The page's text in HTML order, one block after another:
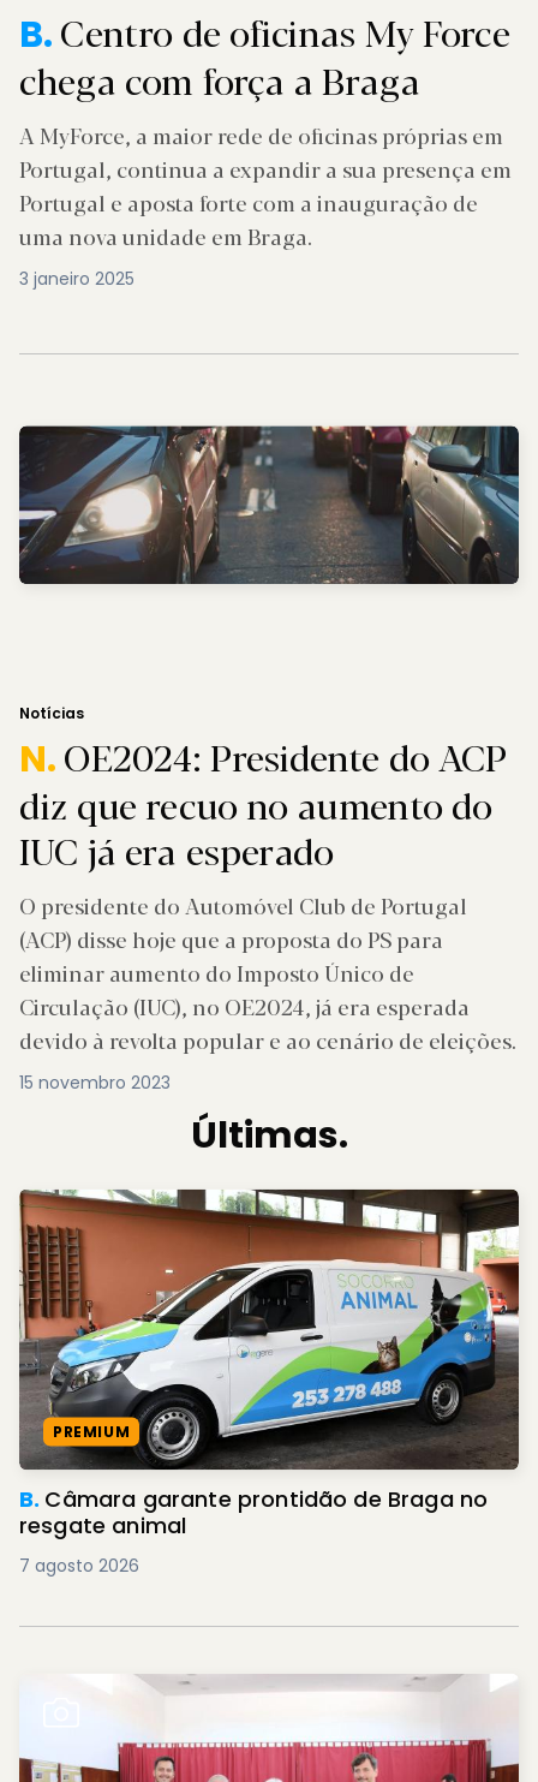
B.Centro de oficinas My Force
chega com força a Braga
A MyForce, a maior rede de oficinas próprias em
Portugal, continua a expandir a sua presença em
Portugal e aposta forte com a inauguração de
uma nova unidade em Braga.
3 janeiro 2025
Notícias
N.OE2024: Presidente do ACP
diz que recuo no aumento do
IUC já era esperado
O presidente do Automóvel Club de Portugal
(ACP) disse hoje que a proposta do PS para
eliminar aumento do Imposto Único de
Circulação (IUC), no OE2024, já era esperada
devido à revolta popular e ao cenário de eleições.
15 novembro 2023
Últimas.
PREMIUM
B. Câmara garante prontidão de Braga no
resgate animal
7 agosto 2026